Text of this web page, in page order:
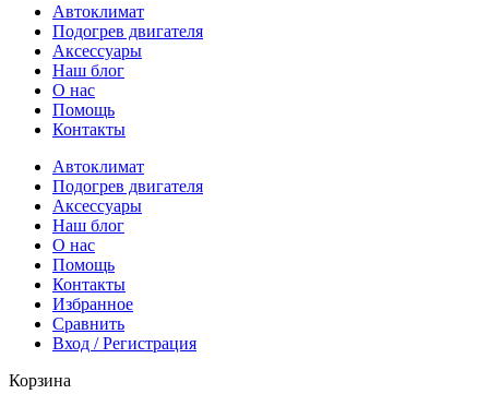
Автоклимат
Подогрев двигателя
Аксессуары
Наш блог
О нас
Помощь
Контакты
Автоклимат
Подогрев двигателя
Аксессуары
Наш блог
О нас
Помощь
Контакты
Избранное
Сравнить
Вход / Регистрация
Корзина